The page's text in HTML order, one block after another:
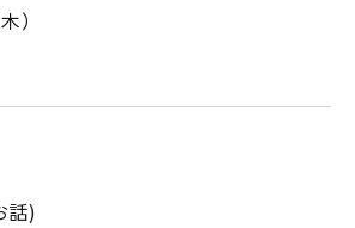
木）
話)